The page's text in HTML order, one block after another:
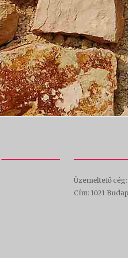
Üzemeltető
Cím: 1021